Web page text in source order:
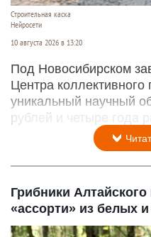
Строительная каска
Нейросети
10 августа 2026 в 13:20
Под Новосибирском
Центра
уникальный научный
рублей и четыре года
Грибники
«ассорти» из белых